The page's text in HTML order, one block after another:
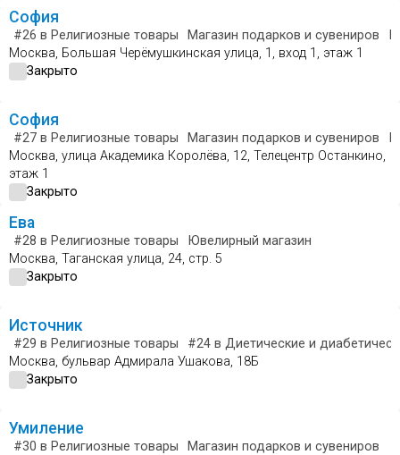
София
#26 в Религиозные товары Магазин подарков и сувениров
Москва, Большая Черёмушкинская улица, 1, вход 1, этаж 1
Закрыто
София
#27 в Религиозные товары Магазин подарков и сувениров
Москва, улица Академика Королёва, 12, Телецентр Останкино,
этаж 1
Закрыто
Ева
#28 в Религиозные товары
Ювелирный магазин
Москва, Таганская улица, 24, стр. 5
Закрыто
Источник
#29 в Религиозные товары #24 в Диетические и
Москва, бульвар Адмирала Ушакова, 18Б
Закрыто
Умиление
#30 в Религиозные товары
Магазин подарков и сувениров